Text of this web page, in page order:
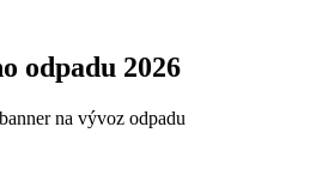
odpadu 2026